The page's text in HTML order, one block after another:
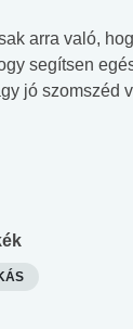
arra való,
segítsen
jó szomszéd